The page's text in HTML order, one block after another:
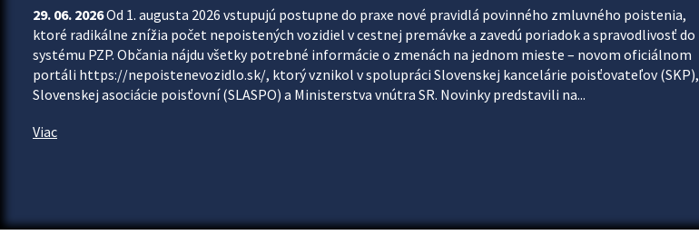
29. 06. 2026Od 1. augusta 2026 vstupujú postupne do praxe nové pravidlá povinného zmluvného poistenia,
ktoré radikálne znížia počet nepoistených vozidiel v cestnej premávke a zavedú poriadok a spravodlivosť do
systému PZP. Občania nájdu všetky potrebné informácie o zmenách na jednom mieste – novom oficiálnom
portáli https://nepoistenevozidlo.sk/, ktorý vznikol v spolupráci Slovenskej kancelárie poisťovateľov (SKP),
Slovenskej asociácie poisťovní (SLASPO) a Ministerstva vnútra SR. Novinky predstavili na...
Viac